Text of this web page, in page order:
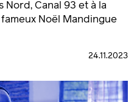
Nord, Canal 93 et à la
Noël Mandingue
24.11.2023